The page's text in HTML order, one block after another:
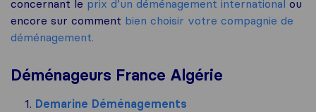
concernant le prix d’un déménagement international ou
encore sur comment bien choisir votre compagnie de
déménagement.
Déménageurs France Algérie
Demarine Déménagements